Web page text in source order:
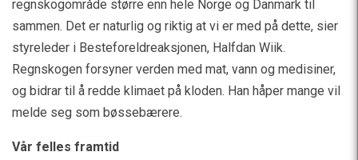
regnskogområde større enn hele Norge og Danmark til
sammen. Det er naturlig og riktig at vi er med på dette, sier
styreleder i Besteforeldreaksjonen, Halfdan Wiik.
Regnskogen forsyner verden med mat, vann og medisiner,
og bidrar til å redde klimaet på kloden. Han håper mange vil
melde seg som bøssebærere.
Vår felles framtid